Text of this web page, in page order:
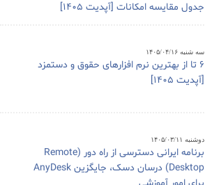
جدول مقایسه امکانات [آپدیت 1405]
سه شنبه ۱۴۰۵/۰۴/۱۶
6 تا از بهترین نرم افزارهای حقوق و دستمزد
[آپدیت 1405]
دوشنبه ۱۴۰۵/۰۳/۱۱
برنامه ایرانی دسترسی از راه دور (Remote
Desktop) درسان دسک، جایگزین AnyDesk